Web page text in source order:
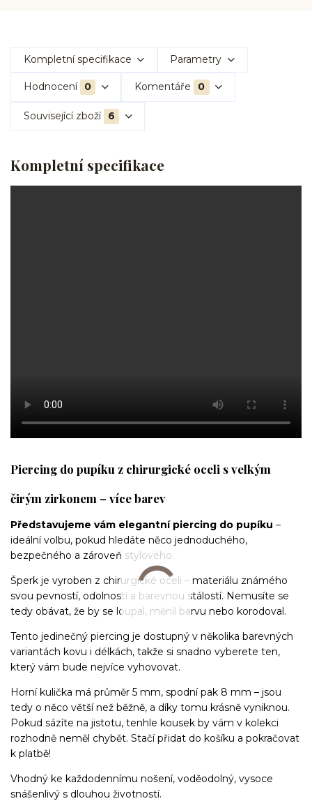
Kompletní specifikace Parametry
Hodnocení 0 Komentáře 0
Související zboží 6
Kompletní specifikace
Piercing do pupíku z chirurgické oceli s velkým
čirým zirkonem – více barev
Představujeme vám elegantní piercing do pupíku –
ideální volbu, pokud hledáte něco jednoduchého,
bezpečného a zároveň stylového.
Šperk je vyroben z chirurgické oceli – materiálu známého
svou pevností, odolností a barevnou stálostí. Nemusíte se
tedy obávat, že by se loupal, měnil barvu nebo korodoval.
Tento jedinečný piercing je dostupný v několika barevných
variantách kovu i délkách, takže si snadno vyberete ten,
který vám bude nejvíce vyhovovat.
Horní kulička má průměr 5 mm, spodní pak 8 mm – jsou
tedy o něco větší než běžně, a díky tomu krásně vyniknou.
Pokud sázíte na jistotu, tenhle kousek by vám v kolekci
rozhodně neměl chybět. Stačí přidat do košíku a pokračovat
k platbě!
Vhodný ke každodennímu nošení, voděodolný, vysoce
snášenlivý s dlouhou životností.